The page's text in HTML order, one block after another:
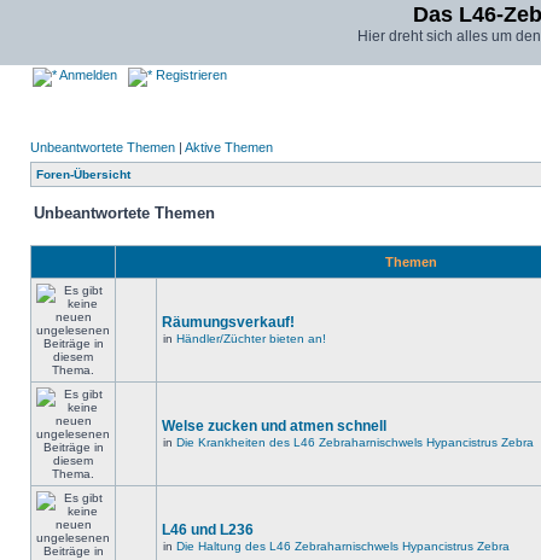
Das L46-
Hier dreht sich alles um
Anmelden Registrieren
Unbeantwortete Themen | Aktive Themen
Foren-Übersicht
Unbeantwortete Themen
Themen
Räumungsverkauf!
in Händler/Züchter bieten an!
Welse zucken und atmen schnell
in Die Krankheiten des L46 Zebraharnischwels Hypancistrus Zebra
L46 und L236
in Die Haltung des L46 Zebraharnischwels Hypancistrus Zebra